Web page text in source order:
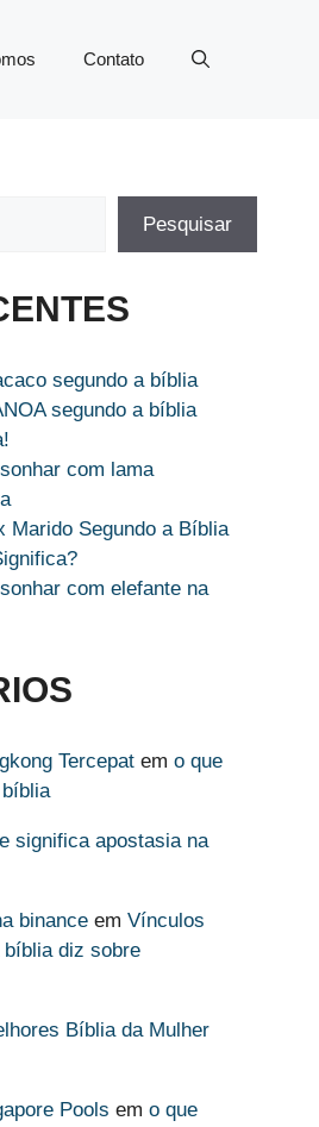
Contato
Pesquisar
segundo a bíblia
segundo a bíblia
com lama
Marido Segundo a Bíblia
com elefante na
Tercepat em o que
significa apostasia na
binance em Vínculos
bíblia diz sobre
Bíblia da Mulher
Pools em o que